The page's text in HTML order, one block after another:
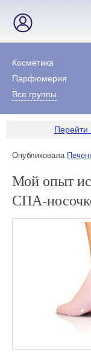
Косметика
Парфюмерия
Все группы
Перейти
Опубликовала
Мой опыт
СПА-